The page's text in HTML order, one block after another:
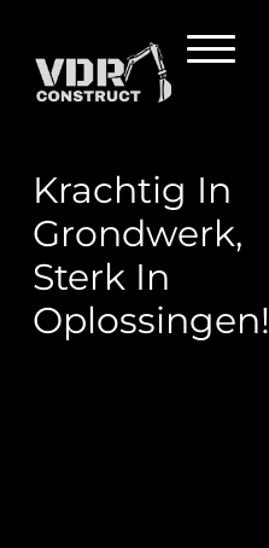
Krachtig In
Grondwerk,
Sterk In
Oplossingen!